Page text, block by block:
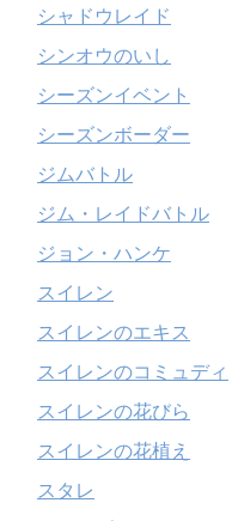
シャドウレイド
シンオウのいし
シーズンイベント
シーズンボーダー
ジムバトル
ジム・レイドバトル
ジョン・ハンケ
スイレン
スイレンのエキス
スイレンのコミュディ
スイレンの花びら
スイレンの花植え
スタレ